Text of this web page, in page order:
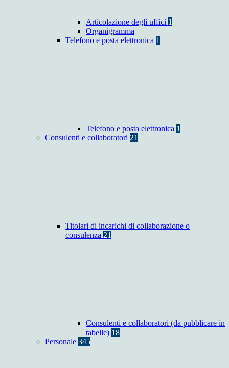
Articolazione degli uffici 1
Organigramma
Telefono e posta elettronica 1
Telefono e posta elettronica 1
Consulenti e collaboratori 21
Titolari di incarichi di collaborazione o
consulenza 21
Consulenti e collaboratori (da pubblicare in
tabelle) 18
Personale 345